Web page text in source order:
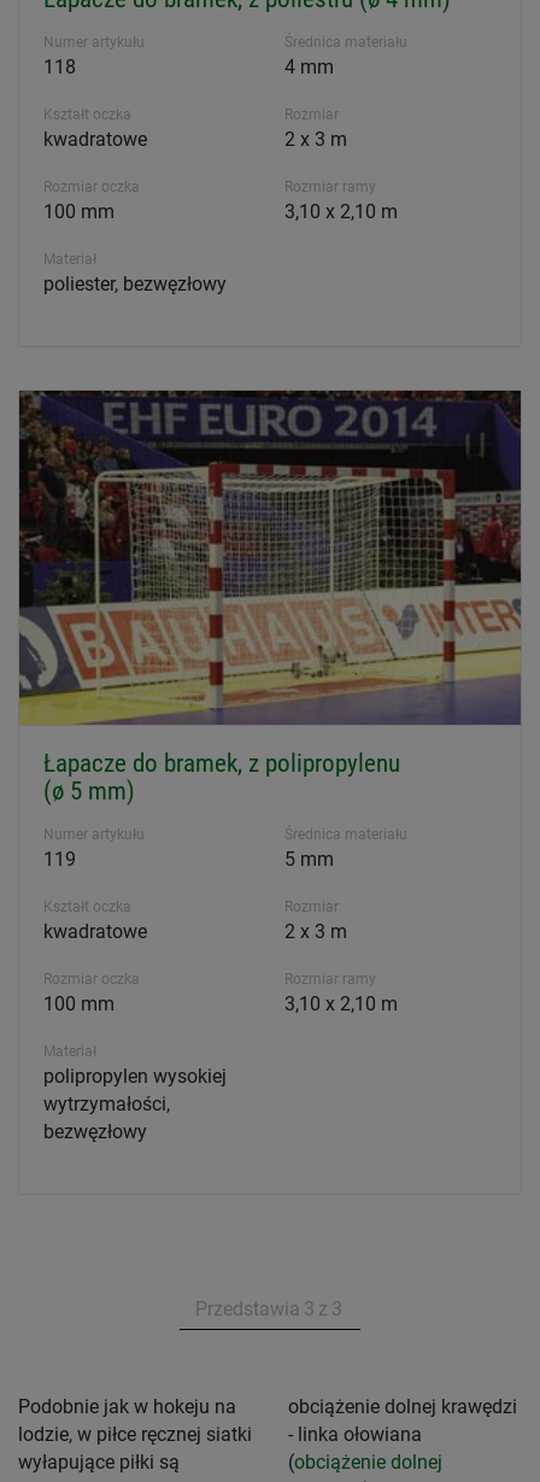
Numer artykułu
118
Średnica materiału
4 mm
Kształt oczka
kwadratowe
Rozmiar
2 x 3 m
Rozmiar oczka
100 mm
Rozmiar ramy
3,10 x 2,10 m
Materiał
poliester, bezwęzłowy
Łapacze do bramek, z polipropylenu
(ø 5 mm)
Numer artykułu
119
Średnica materiału
5 mm
Kształt oczka
kwadratowe
Rozmiar
2 x 3 m
Rozmiar oczka
100 mm
Rozmiar ramy
3,10 x 2,10 m
Materiał
polipropylen wysokiej
wytrzymałości,
bezwęzłowy
Przedstawia 3 z 3
Podobnie jak w hokeju na
lodzie, w piłce ręcznej siatki
wyłapujące piłki są
obciążenie dolnej krawędzi
- linka ołowiana
(obciążenie dolnej